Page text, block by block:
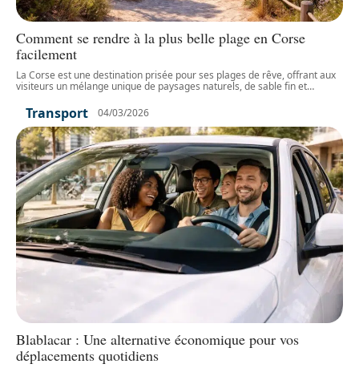
Comment se rendre à la plus belle plage en Corse
facilement
La Corse est une destination prisée pour ses plages de rêve, offrant aux
visiteurs un mélange unique de paysages naturels, de sable fin et…
Transport 04/03/2026
Blablacar : Une alternative économique pour vos
déplacements quotidiens